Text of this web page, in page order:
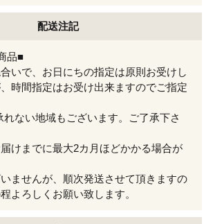
配送注記
品■
いで、お日にちの指定は原則お受けし
時間指定はお受け出来ますのでご指定
ない地域もございます。ご了承下さ
けまでに最大2カ月ほどかかる場合が
ませんが、順次発送させて頂きますの
よろしくお願い致します。